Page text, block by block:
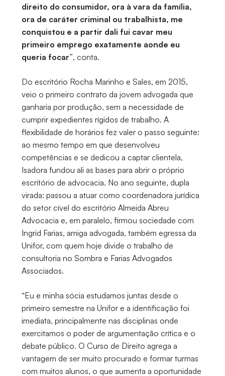
direito do consumidor, ora à vara da família,
ora de caráter criminal ou trabalhista, me
conquistou e a partir dali fui cavar meu
primeiro emprego exatamente aonde eu
queria focar”, conta.
Do escritório Rocha Marinho e Sales, em 2015,
veio o primeiro contrato da jovem advogada que
ganharia por produção, sem a necessidade de
cumprir expedientes rígidos de trabalho. A
flexibilidade de horários fez valer o passo seguinte:
ao mesmo tempo em que desenvolveu
competências e se dedicou a captar clientela,
Isadora fundou ali as bases para abrir o próprio
escritório de advocacia. No ano seguinte, dupla
virada: passou a atuar como coordenadora jurídica
do setor cível do escritório Almeida Abreu
Advocacia e, em paralelo, firmou sociedade com
Ingrid Farias, amiga advogada, também egressa da
Unifor, com quem hoje divide o trabalho de
consultoria no Sombra e Farias Advogados
Associados.
“Eu e minha sócia estudamos juntas desde o
primeiro semestre na Unifor e a identificação foi
imediata, principalmente nas disciplinas onde
exercitamos o poder de argumentação crítica e o
debate público. O Curso de Direito agrega a
vantagem de ser muito procurado e formar turmas
com muitos alunos, o que aumenta a oportunidade